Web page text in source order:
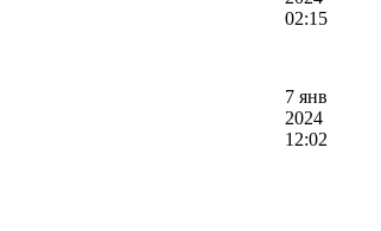
02:15
7 янв
2024
12:02